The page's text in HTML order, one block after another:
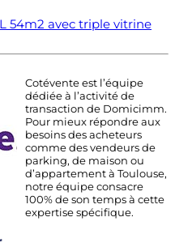
54m2 avec triple vitrine
Cotévente est l’équipe
dédiée à l’activité de
transaction de Domicimm.
Pour mieux répondre aux
besoins des acheteurs
comme des vendeurs de
parking, de maison ou
d’appartement à Toulouse,
notre équipe consacre
100% de son temps à cette
expertise spécifique.